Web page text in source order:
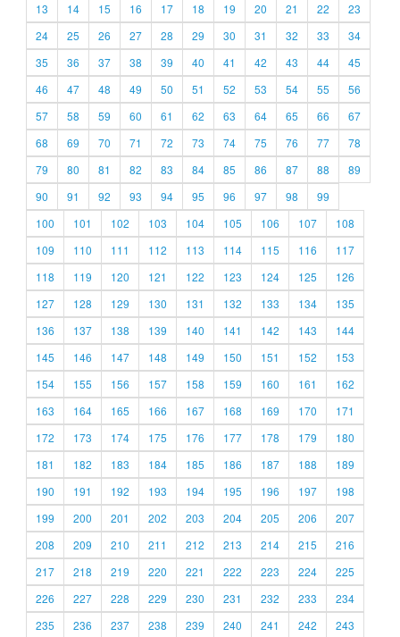
13
14 15 16 17 18 19 20 21 22
23
24
25 26 27 28 29 30 31 32 33
34
35
36 37 38 39 40 41 42 43 44
45
46
47 48 49 50 51 52 53 54 55
56
57
58 59 60 61 62 63 64 65 66
67
68
69 70 71 72 73 74 75 76 77
78
79
80 81 82 83 84 85 86 87 88
89
90
91 92 93 94 95 96 97 98
99
100
101 102 103 104 105 106 107
108
109
110 111 112 113 114 115 116
117
118
119 120 121 122 123 124 125
126
127
128 129 130 131 132 133 134
135
136
137 138 139 140 141 142 143
144
145
146 147 148 149 150 151 152
153
154
155 156 157 158 159 160 161
162
163
164 165 166 167 168 169 170
171
172
173 174 175 176 177 178 179
180
181
182 183 184 185 186 187 188
189
190
191 192 193 194 195 196 197
198
199
200 201 202 203 204 205 206
207
208
209 210 211 212 213 214 215
216
217
218 219 220 221 222 223 224
225
226
227 228 229 230 231 232 233
234
235
236 237 238 239 240 241 242 243